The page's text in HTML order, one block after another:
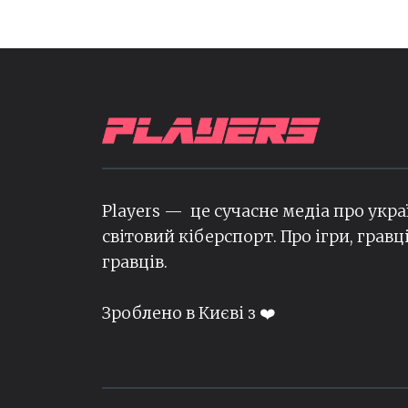
Players — це сучасне медіа про
світовий кіберспорт. Про ігри,
гравців.
Зроблено в Києві з ❤️